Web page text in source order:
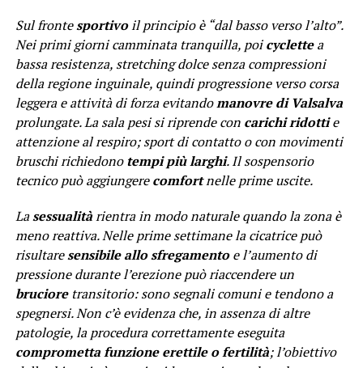
Sul frontesportivoil principio è “dal basso verso l’alto”.
Nei primi giorni camminata tranquilla, poicyclettea
bassa resistenza, stretching dolce senza compressioni
della regione inguinale, quindi progressione verso corsa
leggera e attività di forza evitandomanovre di Valsalva
prolungate. La sala pesi si riprende con carichi ridottie
attenzione al respiro; sport di contatto o con movimenti
bruschi richiedonotempi più larghi. Il sospensorio
tecnico può aggiungerecomfortnelle prime uscite.
Lasessualitàrientra in modo naturale quando la zona è
meno reattiva. Nelle prime settimane la cicatrice può
risultaresensibile allo sfregamentoe l’aumento di
pressione durante l’erezione può riaccendere un
brucioretransitorio: sono segnali comuni e tendono a
spegnersi. Non c’è evidenza che, in assenza di altre
patologie, la procedura correttamente eseguita
comprometta funzione erettile o fertilità; l’obiettivo